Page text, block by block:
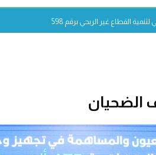
القطاع غير الربحي برقم 598
الضحيان